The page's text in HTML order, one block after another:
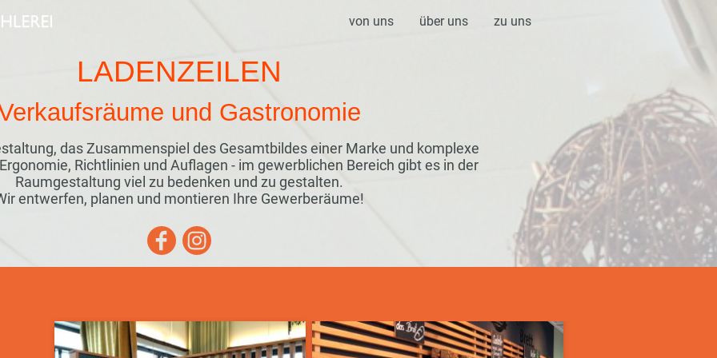
von uns über uns zu uns
LADENZEILEN
und Gastronomie
das Zusammenspiel des Gesamtbildes einer Marke und komplexe
Richtlinien und Auflagen - im gewerblichen Bereich gibt es in der
Raumgestaltung viel zu bedenken und zu gestalten.
entwerfen, planen und montieren Ihre Gewerberäume!